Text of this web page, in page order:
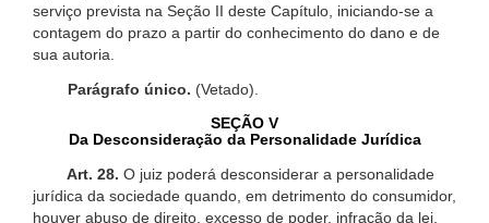
serviço prevista na Seção II deste Capítulo, iniciando-se a
contagem do prazo a partir do conhecimento do dano e de
sua autoria.
Parágrafo único. (Vetado).
SEÇÃO V
Da Desconsideração da Personalidade Jurídica
Art. 28. O juiz poderá desconsiderar a personalidade
jurídica da sociedade quando, em detrimento do consumidor,
houver abuso de direito, excesso de poder, infração da lei,